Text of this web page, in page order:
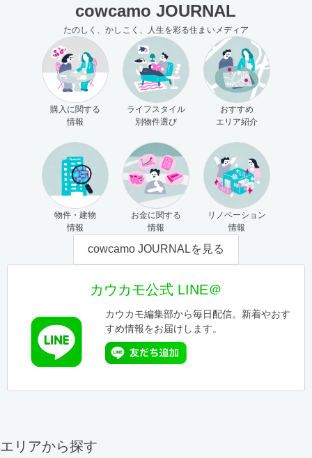
cowcamo JOURNAL
たのしく、かしこく、人生を彩る住まいメディア
購入に関する
情報
ライフスタイル
別物件選び
おすすめ
エリア紹介
物件・建物
情報
お金に関する
情報
リノベーション
情報
cowcamo JOURNALを見る
カウカモ公式 LINE＠
カウカモ編集部から毎日配信。新着やおす
すめ情報をお届けします。
エリアから探す